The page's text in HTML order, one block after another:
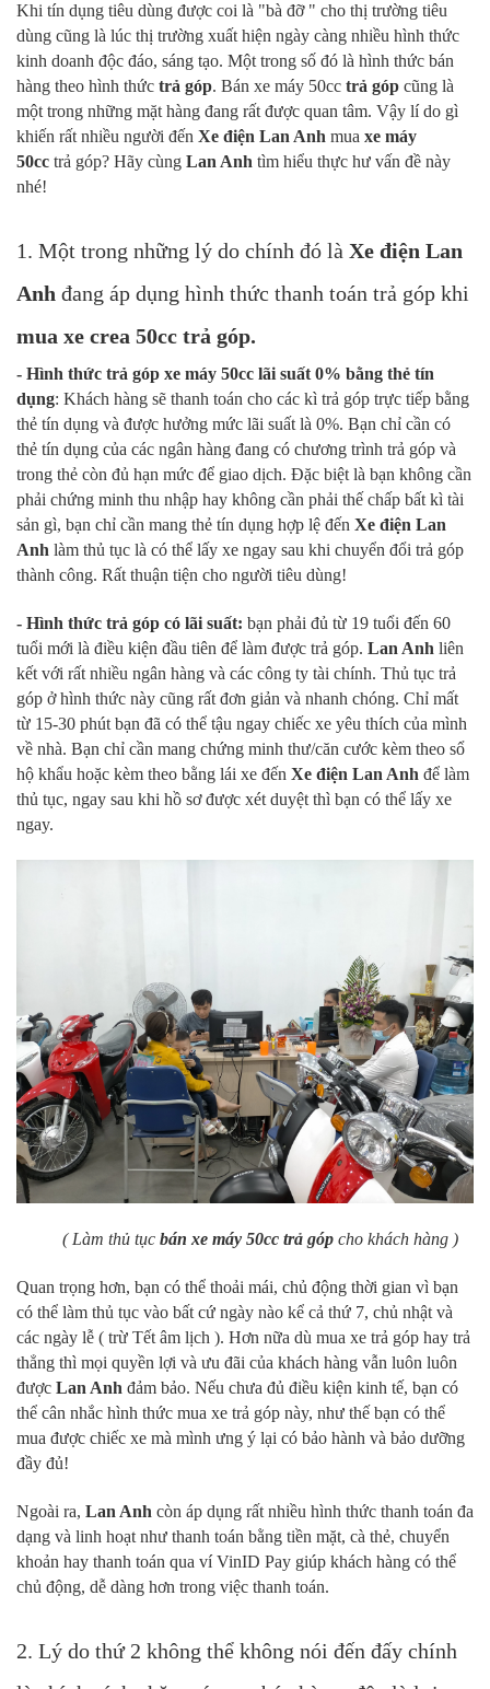
Khi tín dụng tiêu dùng được coi là "bà đỡ " cho thị trường tiêu
dùng cũng là lúc thị trường xuất hiện ngày càng nhiều hình thức
kinh doanh độc đáo, sáng tạo. Một trong số đó là hình thức bán
hàng theo hình thức trả góp. Bán xe máy 50cc trả góp cũng là
một trong những mặt hàng đang rất được quan tâm. Vậy lí do gì
khiến rất nhiều người đến Xe điện Lan Anh mua xe máy
50cc trả góp? Hãy cùng Lan Anh tìm hiểu thực hư vấn đề này
nhé!
1. Một trong những lý do chính đó là Xe điện Lan
Anh đang áp dụng hình thức thanh toán trả góp khi
mua xe crea 50cc trả góp.
- Hình thức trả góp xe máy 50cc lãi suất 0% bằng thẻ tín
dụng: Khách hàng sẽ thanh toán cho các kì trả góp trực tiếp bằng
thẻ tín dụng và được hưởng mức lãi suất là 0%. Bạn chỉ cần có
thẻ tín dụng của các ngân hàng đang có chương trình trả góp và
trong thẻ còn đủ hạn mức để giao dịch. Đặc biệt là bạn không cần
phải chứng minh thu nhập hay không cần phải thế chấp bất kì tài
sản gì, bạn chỉ cần mang thẻ tín dụng hợp lệ đến Xe điện Lan
Anh làm thủ tục là có thể lấy xe ngay sau khi chuyển đổi trả góp
thành công. Rất thuận tiện cho người tiêu dùng!
- Hình thức trả góp có lãi suất: bạn phải đủ từ 19 tuổi đến 60
tuổi mới là điều kiện đầu tiên để làm được trả góp. Lan Anh liên
kết với rất nhiều ngân hàng và các công ty tài chính. Thủ tục trả
góp ở hình thức này cũng rất đơn giản và nhanh chóng. Chỉ mất
từ 15-30 phút bạn đã có thể tậu ngay chiếc xe yêu thích của mình
về nhà. Bạn chỉ cần mang chứng minh thư/căn cước kèm theo sổ
hộ khẩu hoặc kèm theo bằng lái xe đến Xe điện Lan Anh để làm
thủ tục, ngay sau khi hồ sơ được xét duyệt thì bạn có thể lấy xe
ngay.
( Làm thủ tục bán xe máy 50cc trả góp cho khách hàng )
Quan trọng hơn, bạn có thể thoải mái, chủ động thời gian vì bạn
có thể làm thủ tục vào bất cứ ngày nào kể cả thứ 7, chủ nhật và
các ngày lễ ( trừ Tết âm lịch ). Hơn nữa dù mua xe trả góp hay trả
thẳng thì mọi quyền lợi và ưu đãi của khách hàng vẫn luôn luôn
được Lan Anh đảm bảo. Nếu chưa đủ điều kiện kinh tế, bạn có
thể cân nhắc hình thức mua xe trả góp này, như thế bạn có thể
mua được chiếc xe mà mình ưng ý lại có bảo hành và bảo dưỡng
đầy đủ!
Ngoài ra, Lan Anh còn áp dụng rất nhiều hình thức thanh toán đa
dạng và linh hoạt như thanh toán bằng tiền mặt, cà thẻ, chuyển
khoản hay thanh toán qua ví VinID Pay giúp khách hàng có thể
chủ động, dễ dàng hơn trong việc thanh toán.
2. Lý do thứ 2 không thể không nói đến đấy chính